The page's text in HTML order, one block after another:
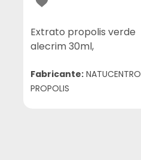
Extrato propolis verde
alecrim 30ml,
Fabricante: NATUCENTRO
PROPOLIS